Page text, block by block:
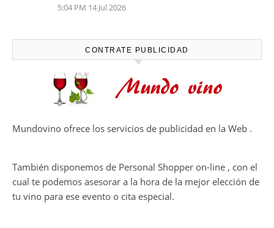
5:04 PM 14 Jul 2026
CONTRATE PUBLICIDAD
Mundovino ofrece los servicios de publicidad en la Web .
También disponemos de Personal Shopper on-line , con el
cual te podemos asesorar a la hora de la mejor elección de
tu vino para ese evento o cita especial.